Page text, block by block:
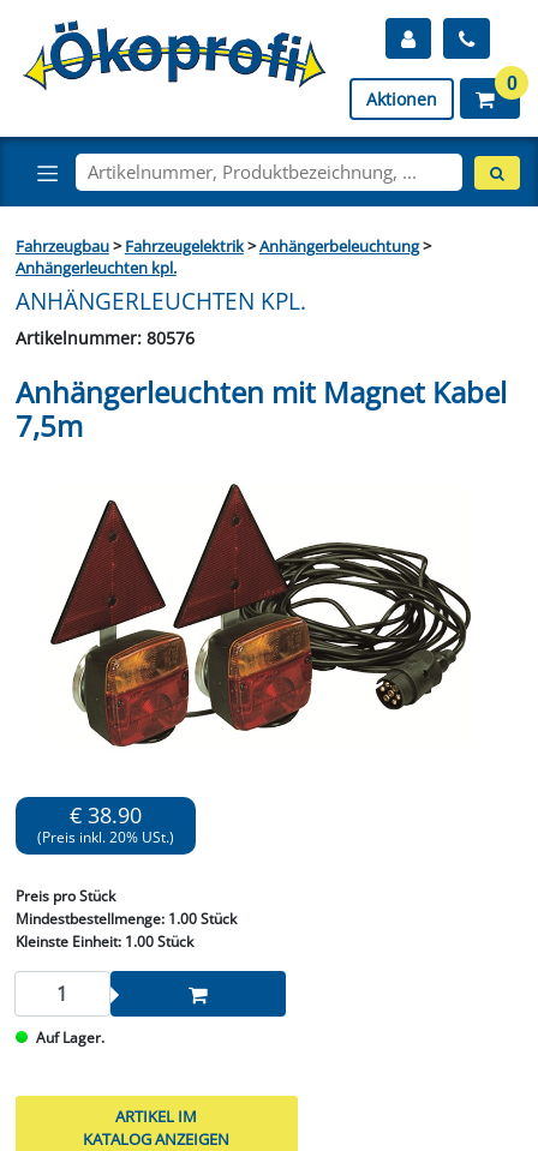
Aktionen
0
Fahrzeugbau>Fahrzeugelektrik>Anhängerbeleuchtung>
Anhängerleuchten kpl.
ANHÄNGERLEUCHTEN KPL.
Artikelnummer: 80576
Anhängerleuchten mit Magnet Kabel
7,5m
€ 38.90
(Preis inkl. 20% USt.)
Preis pro Stück
Mindestbestellmenge: 1.00 Stück
Kleinste Einheit:1.00 Stück
Auf Lager.
ARTIKEL IM
KATALOG ANZEIGEN